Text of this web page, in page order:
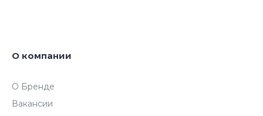
О компании
О Бренде
Вакансии